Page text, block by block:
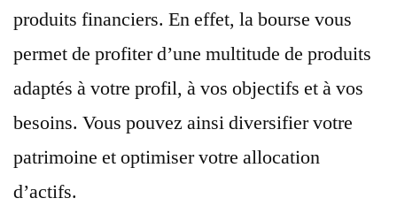
produits financiers. En effet, la bourse vous
permet de profiter d’une multitude de produits
adaptés à votre profil, à vos objectifs et à vos
besoins. Vous pouvez ainsi diversifier votre
patrimoine et optimiser votre allocation
d’actifs.